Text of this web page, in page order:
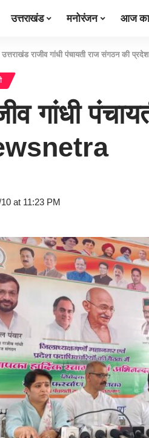
उत्तराखंड मनोरंजन आज का
उत्तराखंड राजीव गांधी पंचायती राज संगठन की
गांधी
at 11:23 PM